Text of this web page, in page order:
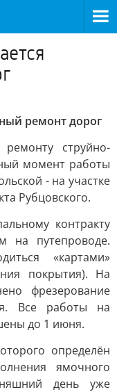
ремонт дорог
струйно-
момент работы
- на участке
Рубцовского.
контракту
на путепроводе.
«картами»
покрытия). На
фрезерование
Все работы на
до 1 июня.
определён
ямочного
день уже